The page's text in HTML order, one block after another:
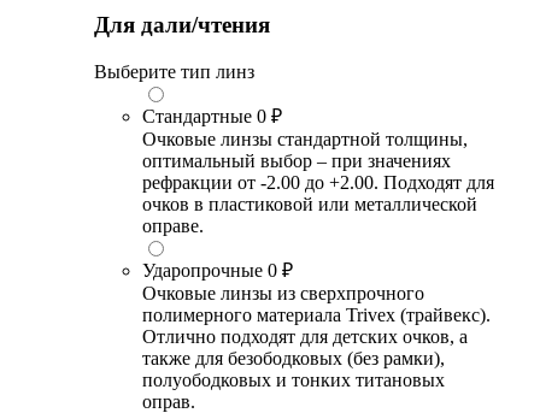
Для дали/чтения
Выберите тип линз
Стандартные 0 ₽
Очковые линзы стандартной толщины,
оптимальный выбор – при значениях
рефракции от -2.00 до +2.00. Подходят для
очков в пластиковой или металлической
оправе.
Ударопрочные 0 ₽
Очковые линзы из сверхпрочного
полимерного материала Trivex (трайвекс).
Отлично подходят для детских очков, а
также для безободковых (без рамки),
полуободковых и тонких титановых
оправ.